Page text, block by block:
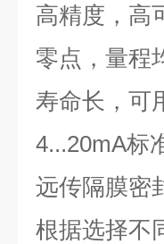
高精度，高
零点，量程
寿命长，可
4...20mA标
远传隔膜密
根据选择不